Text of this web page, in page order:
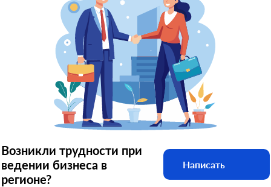
Возникли трудности при
ведении бизнеса в
регионе?
Написать